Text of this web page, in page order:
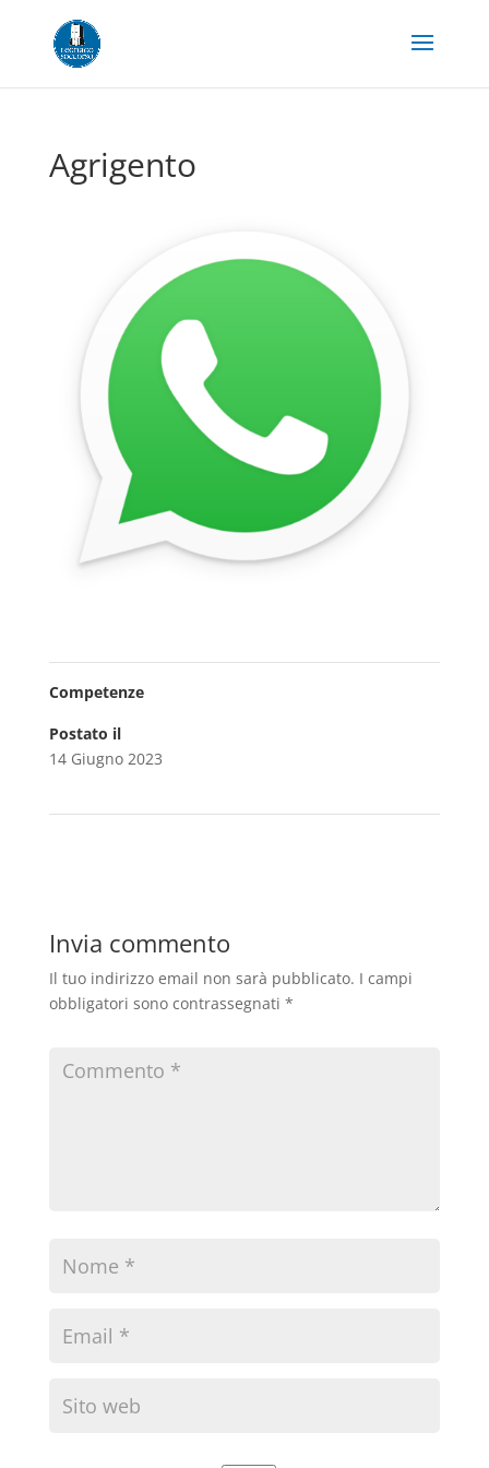
Agrigento
Competenze
Postato il
14 Giugno 2023
Invia commento
Il tuo indirizzo email non sarà pubblicato. I campi
obbligatori sono contrassegnati *